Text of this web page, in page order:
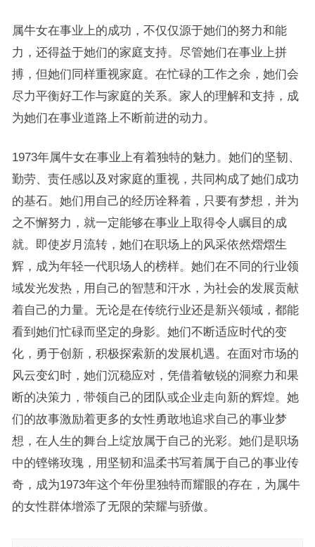
属牛女在事业上的成功，不仅仅源于她们的努力和能
力，还得益于她们的家庭支持。尽管她们在事业上拼
搏，但她们同样重视家庭。在忙碌的工作之余，她们会
尽力平衡好工作与家庭的关系。家人的理解和支持，成
为她们在事业道路上不断前进的动力。
1973年属牛女在事业上有着独特的魅力。她们的坚韧、
勤劳、责任感以及对家庭的重视，共同构成了她们成功
的基石。她们用自己的经历诠释着，只要有梦想，并为
之不懈努力，就一定能够在事业上取得令人瞩目的成
就。即使岁月流转，她们在职场上的风采依然熠熠生
辉，成为年轻一代职场人的榜样。她们在不同的行业领
域发光发热，用自己的智慧和汗水，为社会的发展贡献
着自己的力量。无论是在传统行业还是新兴领域，都能
看到她们忙碌而坚定的身影。她们不断适应时代的变
化，勇于创新，积极探索新的发展机遇。在面对市场的
风云变幻时，她们沉稳应对，凭借着敏锐的洞察力和果
断的决策力，带领自己的团队或企业走向新的辉煌。她
们的故事激励着更多的女性勇敢地追求自己的事业梦
想，在人生的舞台上绽放属于自己的光彩。她们是职场
中的铿锵玫瑰，用坚韧和温柔书写着属于自己的事业传
奇，成为1973年这个年份里独特而耀眼的存在，为属牛
的女性群体增添了无限的荣耀与骄傲。